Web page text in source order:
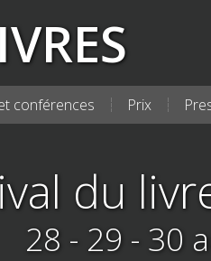
conférences Prix
du
28 - 29 - 30